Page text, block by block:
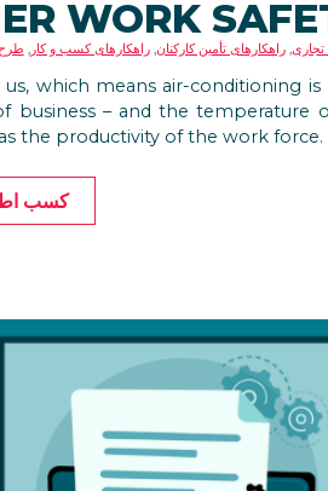
WORK
تجاری,راهکارهای تأمین کارکنان,راهکارهای کسب و کار,
which means air-conditioning
business – and the
the productivity of the work force.
کسب